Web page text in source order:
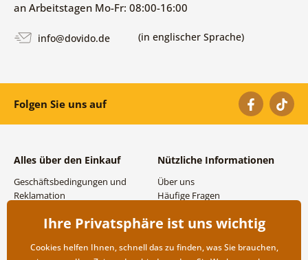
an Arbeitstagen Mo-Fr: 08:00-16:00
info@dovido.de (in englischer Sprache)
Folgen Sie uns auf
Alles über den Einkauf
Geschäftsbedingungen und
Reklamation
Versand- und
Rücksendung der Ware
Nützliche Informationen
Über uns
Häufige Fragen
Großhandel und
Ihre Privatsphäre ist uns wichtig
Cookies helfen Ihnen, schnell das zu finden, was Sie brauchen,